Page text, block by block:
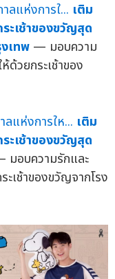
เติม
ะเช้าของขวัญสุด
เทพ — มอบความ
ด้วยกระเช้าของ
เติม
ะเช้าของขวัญสุด
มอบความรักและ
เช้าของขวัญจากโรง